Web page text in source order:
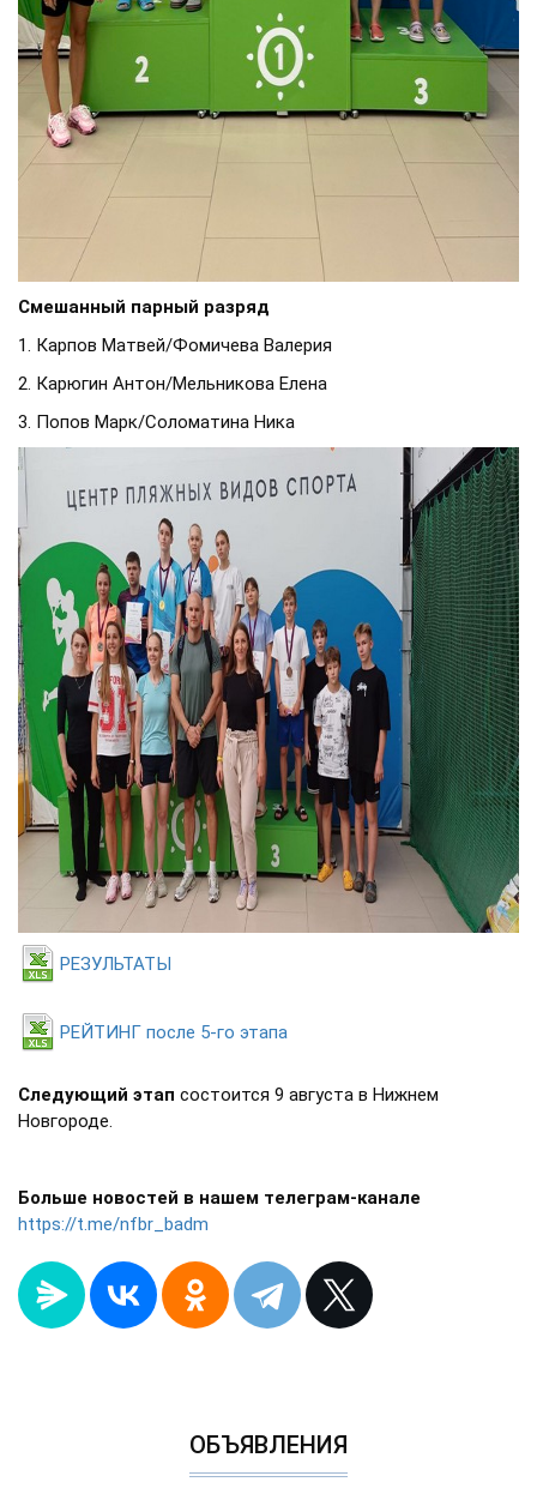
Смешанный парный разряд
1. Карпов Матвей/Фомичева Валерия
2. Карюгин Антон/Мельникова Елена
3. Попов Марк/Соломатина Ника
РЕЗУЛЬТАТЫ
РЕЙТИНГ после 5-го этапа
Следующий этап состоится 9 августа в Нижнем
Новгороде.
Больше новостей в нашем телеграм-канале
https://t.me/nfbr_badm
ОБЪЯВЛЕНИЯ